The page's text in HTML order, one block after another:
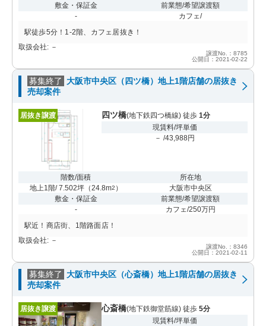
敷金・保証金
-
前業態/希望譲渡額
カフェ/
駅徒歩5分！1-2階、カフェ居抜き！
取扱会社: －
譲渡No.：8785
公開日：2021-02-22
募集終了
大阪市中央区（四ツ橋）地上1階店舗の居抜き
売却案件
居抜き譲渡 四ツ橋(地下鉄四つ橋線) 徒歩 1分
現賃料/坪単価
－ /43,988円
階数/面積
地上1階/ 7.502坪（24.8m2 ）
所在地
大阪市中央区
敷金・保証金
-
前業態/希望譲渡額
カフェ/250万円
駅近！商店街、1階路面店！
取扱会社: －
譲渡No.：8346
公開日：2021-02-11
募集終了
大阪市中央区（心斎橋）地上1階店舗の居抜き
売却案件
居抜き譲渡 心斎橋(地下鉄御堂筋線) 徒歩 5分
現賃料/坪単価